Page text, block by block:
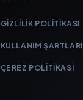
GIZLILIK POLITIKASI
KULLANIM ŞARTLARI
ÇEREZ POLITIKASI